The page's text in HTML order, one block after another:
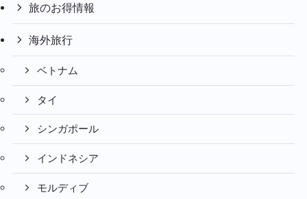
旅のお得情報
海外旅行
ベトナム
タイ
シンガポール
インドネシア
モルディブ